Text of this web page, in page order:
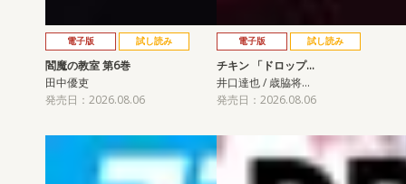
電子版 試し読み
閻魔の教室 第6巻
田中優吏
発売日：2026.08.06
電子版 試し読み
チキン 「ドロップ…
井口達也 / 歳脇将…
発売日：2026.08.06